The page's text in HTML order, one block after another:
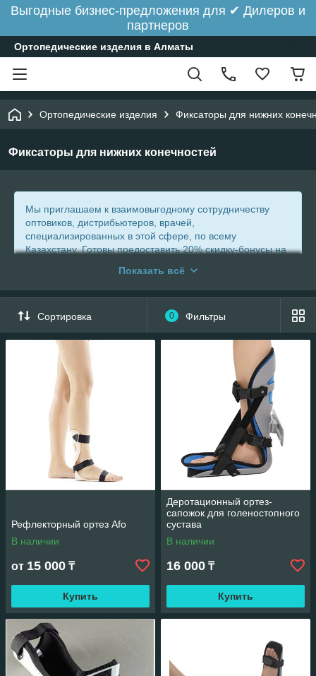
Выгодные бизнес-предложения для ✔ Дилеров и
партнеров
Ортопедические изделия в Алматы
Ортопедические изделия Фиксаторы для нижних
Фиксаторы для нижних конечностей
Мы приглашаем к взаимовыгодному сотрудничеству
оптовиков, дистрибьютеров, врачей,
специализированных в этой сфере, по всему
Казахстану. Готовы предоставить 20% скидку-бонусы на
Бандажи на ноги
Бандажи и фиксаторы для ног — это ортопедические
изделия, которые помогают стабилизировать суставы,
снизить нагрузку и ускорить восстановление после травм или
операций. Они широко применяются при переломах,
растяжениях, вывихах, а также для профилактики во время
физической активности.
Показать всё
Сортировка 0 Фильтры
Рефлекторный ортез Afo
В наличии
от 15 000 ₸
Купить
Деротационный ортез-
сапожок для голеностопного
сустава
В наличии
16 000 ₸
Купить